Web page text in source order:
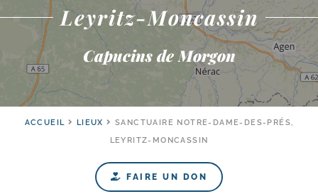
Leyritz-Moncassin
Capucins de Morgon
ACCUEIL LIEUX
SANCTUAIRE NOTRE-DAME-DES-PRÉS,
LEYRITZ-MONCASSIN
FAIRE UN DON